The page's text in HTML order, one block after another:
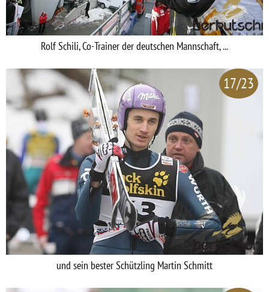
Rolf Schili, Co-Trainer der deutschen Mannschaft, ...
17/23
und sein bester Schützling Martin Schmitt